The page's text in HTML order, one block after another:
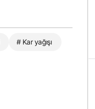
# Kar yağışı